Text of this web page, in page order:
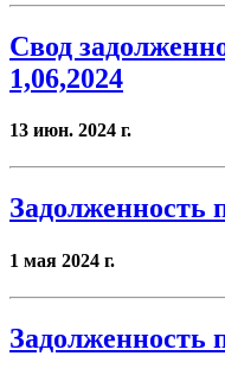
Свод
1,06,2024
13 июн. 2024 г.
Задолженность
1 мая 2024 г.
Задолженность